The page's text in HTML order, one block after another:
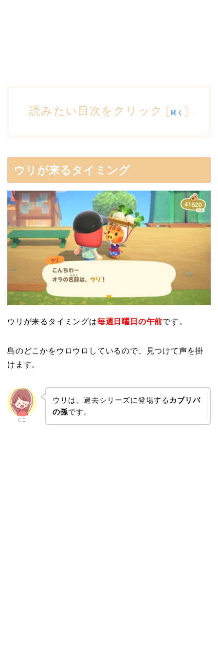
読みたい目次をクリック [開く ]
ウリが来るタイミング
ウリが来るタイミングは毎週日曜日の午前です。
島のどこかをウロウロしているので、見つけて声を掛
けます。
にこ
ウリは、過去シリーズに登場する カブリバ
の孫です。